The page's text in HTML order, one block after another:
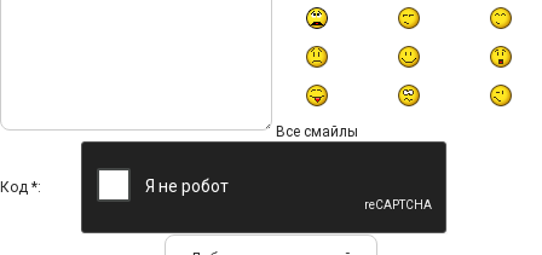
Все смайлы
Код *: